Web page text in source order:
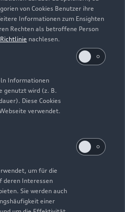
von Cookies Benutzer ihre
Informationen zum Ensighten
Rechten als betroffene Person
nachlesen.
Informationen
genutzt wird (z. B.
Diese Cookies
verwendet.
um für die
deren Interessen
Sie werden auch
einer